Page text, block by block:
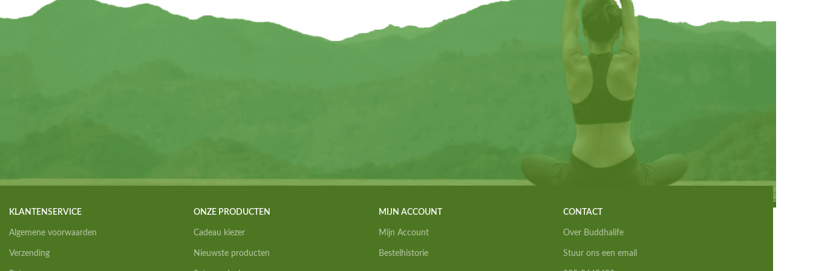
KLANTENSERVICE
Algemene voorwaarden
Verzending
ONZE PRODUCTEN
Cadeau kiezer
Nieuwste producten
MIJN ACCOUNT
Mijn Account
Bestelhistorie
CONTACT
Over Buddhalife
Stuur ons een email